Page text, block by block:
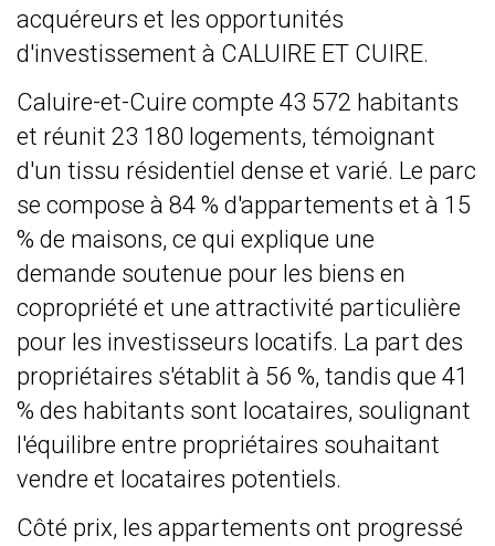
acquéreurs et les opportunités
d'investissement à CALUIRE ET CUIRE.
Caluire-et-Cuire compte 43 572 habitants
et réunit 23 180 logements, témoignant
d'un tissu résidentiel dense et varié. Le parc
se compose à 84 % d'appartements et à 15
% de maisons, ce qui explique une
demande soutenue pour les biens en
copropriété et une attractivité particulière
pour les investisseurs locatifs. La part des
propriétaires s'établit à 56 %, tandis que 41
% des habitants sont locataires, soulignant
l'équilibre entre propriétaires souhaitant
vendre et locataires potentiels.
Côté prix, les appartements ont progressé